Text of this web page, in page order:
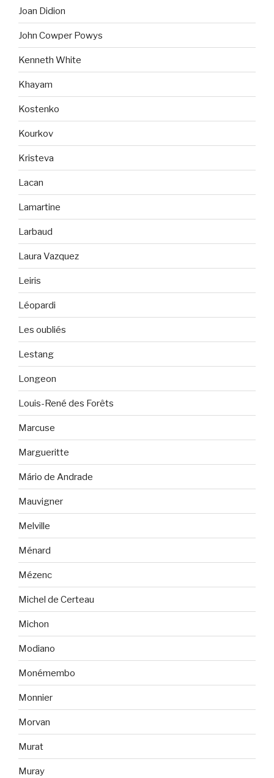
Joan Didion
John Cowper Powys
Kenneth White
Khayam
Kostenko
Kourkov
Kristeva
Lacan
Lamartine
Larbaud
Laura Vazquez
Leiris
Léopardi
Les oubliés
Lestang
Longeon
Louis-René des Forêts
Marcuse
Margueritte
Mário de Andrade
Mauvigner
Melville
Ménard
Mézenc
Michel de Certeau
Michon
Modiano
Monémembo
Monnier
Morvan
Murat
Muray